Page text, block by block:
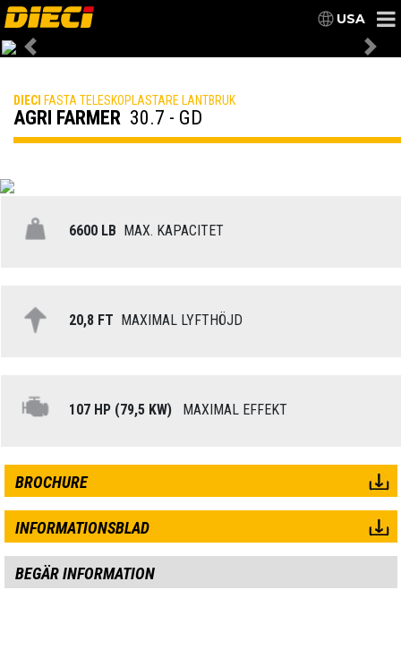
USA
Previous
DIECI FASTA TELESKOPLASTARE LANTBRUK
AGRI FARMER 30.7 - GD
6600 LB MAX. KAPACITET
20,8 FT MAXIMAL LYFTHÖJD
107 HP (79,5 KW) MAXIMAL EFFEKT
BROCHURE
INFORMATIONSBLAD
BEGÄR INFORMATION